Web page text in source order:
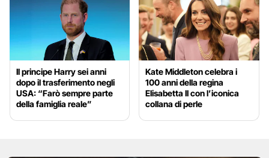
Il principe Harry sei anni
dopo il trasferimento negli
USA: “Farò sempre parte
della famiglia reale”
Kate Middleton celebra i
100 anni della regina
Elisabetta II con l’iconica
collana di perle